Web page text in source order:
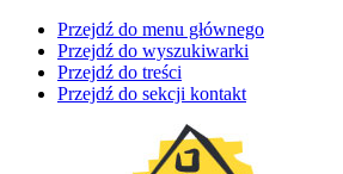
Przejdź do menu głównego
Przejdź do wyszukiwarki
Przejdź do treści
Przejdź do sekcji kontakt